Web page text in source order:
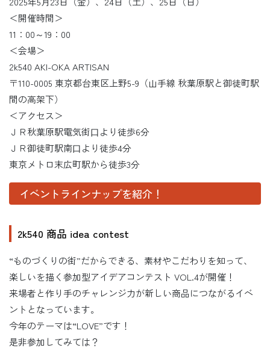
＜開催時間＞
11：00～19：00
＜会場＞
2k540 AKI-OKA ARTISAN
〒110-0005 東京都台東区上野5-9（山手線 秋葉原駅と御徒町駅
間の高架下）
＜アクセス＞
ＪＲ秋葉原駅電気街⼝より徒歩6分
ＪＲ御徒町駅南⼝より徒歩4分
東京メトロ末広町駅から徒歩3分
イベントラインナップを紹介！
2k540 商品 idea contest
“ものづくりの街”だからできる、素材やこだわりを知って、
楽しいを描く参加型アイデアコンテスト VOL.4が開催！
来場者と作り手のチャレンジ力が新しい商品につながるイベ
ントとなっています。
今年のテーマは“LOVE”です！
是非参加してみては？